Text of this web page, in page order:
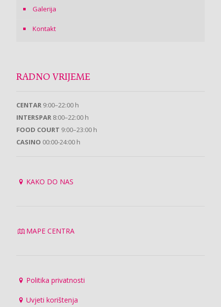
Galerija
Kontakt
RADNO VRIJEME
CENTAR 9:00–22:00 h
INTERSPAR 8:00–22:00 h
FOOD COURT 9:00–23:00 h
CASINO 00:00-24:00 h
KAKO DO NAS
MAPE CENTRA
Politika privatnosti
Uvjeti korištenja